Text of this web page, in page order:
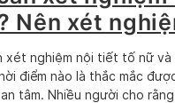
Nên xét
xét nghiệm nội tiết tố nữ và
điểm nào là thắc mắc
tâm. Nhiều người cho